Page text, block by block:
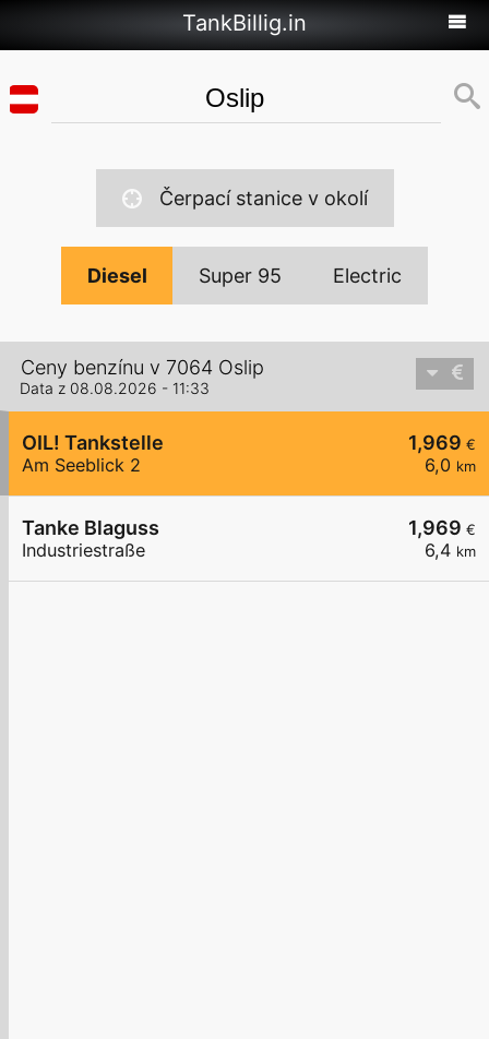
TankBillig.in
Čerpací stanice v okolí
Diesel Super 95 Electric
Ceny benzínu v 7064 Oslip
Data z 08.08.2026 - 11:33
1,969 €
6,0 km
OIL! Tankstelle
Am Seeblick 2
1,969 €
6,4 km
Tanke Blaguss
Industriestraße